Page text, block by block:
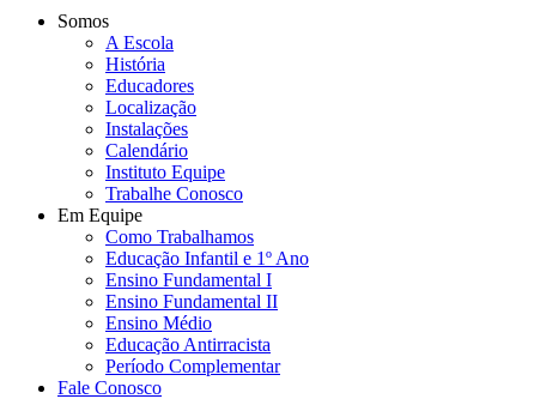
Somos
A Escola
História
Educadores
Localização
Instalações
Calendário
Instituto Equipe
Trabalhe Conosco
Em Equipe
Como Trabalhamos
Educação Infantil e 1º Ano
Ensino Fundamental I
Ensino Fundamental II
Ensino Médio
Educação Antirracista
Período Complementar
Fale Conosco